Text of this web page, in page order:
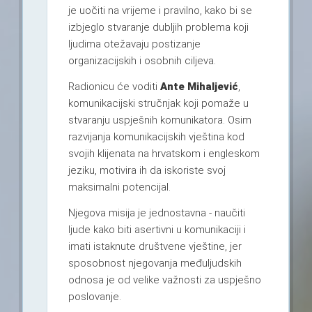
je uočiti na vrijeme i pravilno, kako bi se
izbjeglo stvaranje dubljih problema koji
ljudima otežavaju postizanje
organizacijskih i osobnih ciljeva.
Radionicu će voditi Ante Mihaljević,
komunikacijski stručnjak koji pomaže u
stvaranju uspješnih komunikatora. Osim
razvijanja komunikacijskih vještina kod
svojih klijenata na hrvatskom i engleskom
jeziku, motivira ih da iskoriste svoj
maksimalni potencijal.
Njegova misija je jednostavna - naučiti
ljude kako biti asertivni u komunikaciji i
imati istaknute društvene vještine, jer
sposobnost njegovanja međuljudskih
odnosa je od velike važnosti za uspješno
poslovanje.